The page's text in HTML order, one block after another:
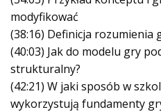
modyfikować
(38:16) Definicja rozumienia
(40:03) Jak do modelu gry
strukturalny?
(42:21) W jaki sposób w
wykorzystują fundamenty